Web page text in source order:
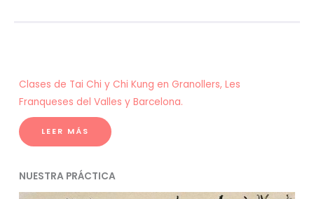
Clases de Tai Chi y Chi Kung en Granollers, Les
Franqueses del Valles y Barcelona.
LEER MÁS
NUESTRA PRÁCTICA